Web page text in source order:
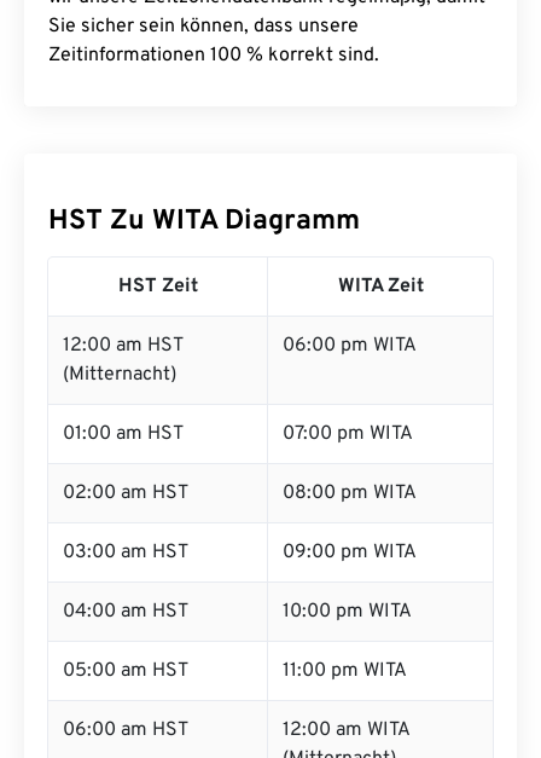
Sie sicher sein können, dass unsere
Zeitinformationen 100 % korrekt sind.
HST Zu WITA Diagramm
HST Zeit WITA Zeit
12:00 am HST
(Mitternacht)
06:00 pm WITA
01:00 am HST 07:00 pm WITA
02:00 am HST 08:00 pm WITA
03:00 am HST 09:00 pm WITA
04:00 am HST 10:00 pm WITA
05:00 am HST 11:00 pm WITA
06:00 am HST
12:00 am WITA